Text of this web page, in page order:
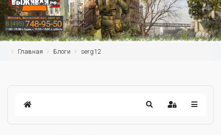
Главная Блоги serg12